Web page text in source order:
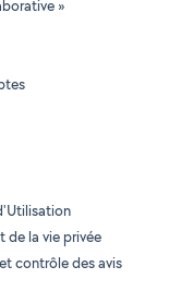
»
de la vie privée
contrôle des avis